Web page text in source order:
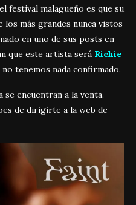
festival malagueño es que su
más grandes nunca vistos
en uno de sus posts en
que este artista será Richie
tenemos nada confirmado.
se encuentran a la venta.
de dirigirte a la web de